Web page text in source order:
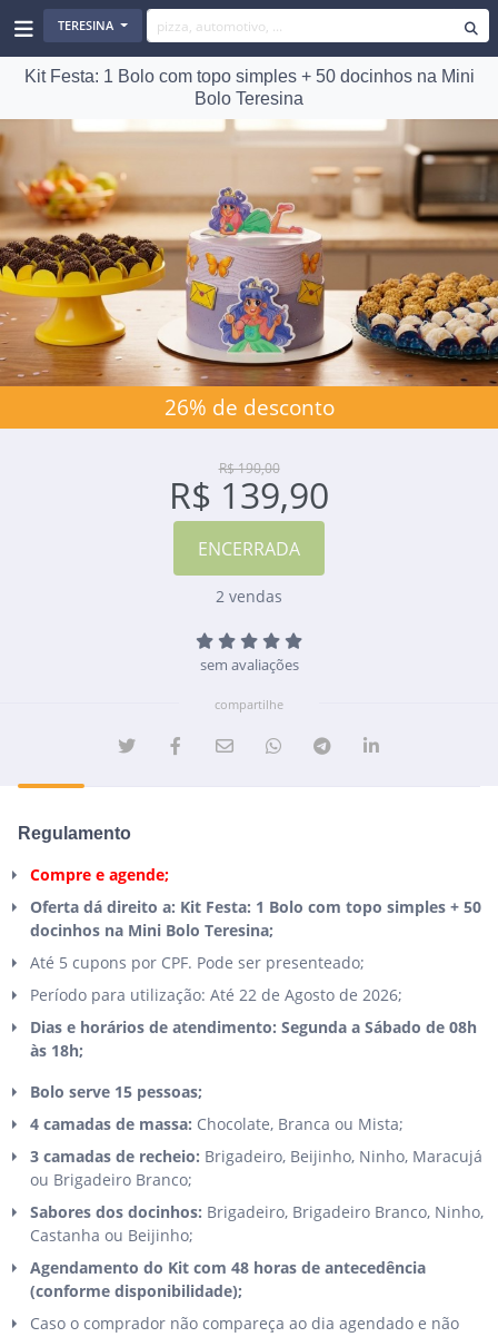
TERESINA
Kit Festa: 1 Bolo com topo simples + 50 docinhos na Mini
Bolo Teresina
26% de desconto
R$ 190,00
R$ 139,90
2 vendas
sem avaliações
compartilhe
Regulamento
Compre e agende;
Oferta dá direito a: Kit Festa: 1 Bolo com topo simples + 50
docinhos na Mini Bolo Teresina;
Até 5 cupons por CPF. Pode ser presenteado;
Período para utilização: Até 22 de Agosto de 2026;
Dias e horários de atendimento: Segunda a Sábado de 08h
às 18h;
Bolo serve 15 pessoas;
4 camadas de massa: Chocolate, Branca ou Mista;
3 camadas de recheio: Brigadeiro, Beijinho, Ninho, Maracujá
ou Brigadeiro Branco;
Sabores dos docinhos: Brigadeiro, Brigadeiro Branco, Ninho,
Castanha ou Beijinho;
Agendamento do Kit com 48 horas de antecedência
(conforme disponibilidade);
Caso o comprador não compareça ao dia agendado e não